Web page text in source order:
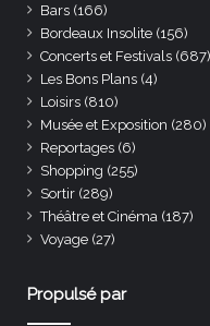
Bars (166)
Bordeaux Insolite (156)
Concerts et Festivals (687)
Les Bons Plans (4)
Loisirs (810)
Musée et Exposition (280)
Reportages (6)
Shopping (255)
Sortir (289)
Théâtre et Cinéma (187)
Voyage (27)
Propulsé par